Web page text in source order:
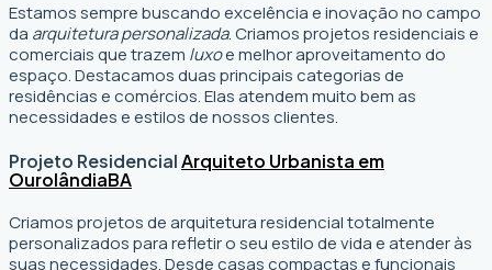
Estamos sempre buscando excelência e inovação no campo
da arquitetura personalizada. Criamos projetos residenciais e
comerciais que trazem luxoe melhor aproveitamento do
espaço. Destacamos duas principais categorias de
residências e comércios. Elas atendem muito bem as
necessidades e estilos de nossos clientes.
Projeto ResidencialArquiteto Urbanista em
OurolândiaBA
Criamos projetos de arquitetura residencial totalmente
personalizados para refletir o seu estilo de vida e atender às
suas necessidades. Desde casas compactas e funcionais